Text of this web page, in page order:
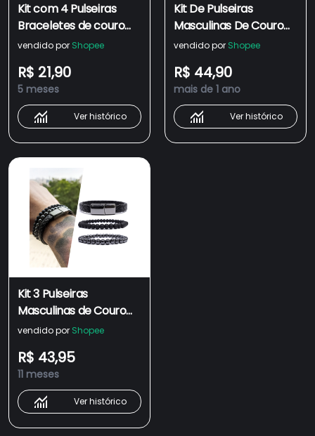
Kit com 4 Pulseiras
Braceletes de couro
Masculinas Linha
vendido por Shopee
R$ 21,90
5 meses
Ver histórico
Kit De Pulseiras
Masculinas De Couro
Fecho Magnético Imã
vendido por Shopee
R$ 44,90
mais de 1 ano
Ver histórico
Kit 3 Pulseiras
Masculinas de Couro
Fecho Magnético
6mm
vendido por Shopee
R$ 43,95
11 meses
Ver histórico